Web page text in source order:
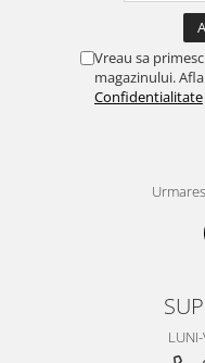
Vreau sa
magazinului.
Confidentialitate